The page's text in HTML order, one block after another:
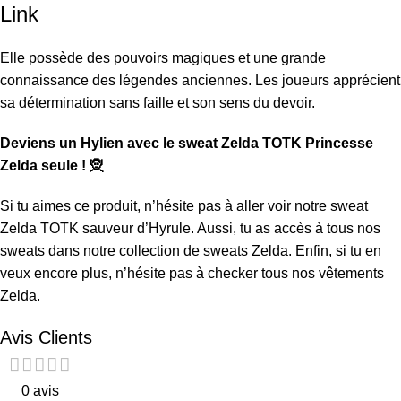
Link
Elle possède des pouvoirs magiques et une grande
connaissance des légendes anciennes. Les joueurs apprécient
sa détermination sans faille et son sens du devoir.
Deviens un Hylien avec le sweat Zelda TOTK Princesse
Zelda seule ! 🧝
Si tu aimes ce produit, n’hésite pas à aller voir notre sweat
Zelda TOTK sauveur d’Hyrule. Aussi, tu as accès à tous nos
sweats dans notre collection de sweats Zelda. Enfin, si tu en
veux encore plus, n’hésite pas à checker tous nos vêtements
Zelda.
Avis Clients
0 avis